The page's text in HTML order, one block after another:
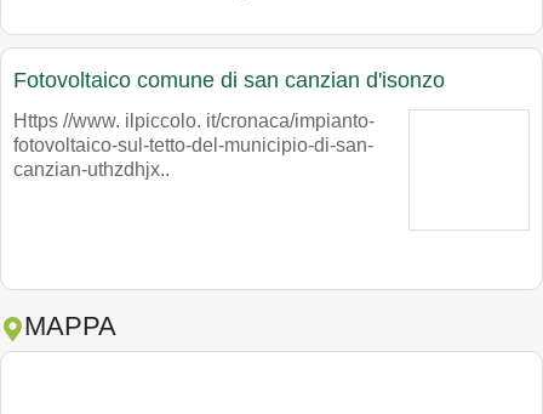
Fotovoltaico comune di san canzian d'isonzo
Https //www. ilpiccolo. it/cronaca/impianto-
fotovoltaico-sul-tetto-del-municipio-di-san-
canzian-uthzdhjx..
MAPPA